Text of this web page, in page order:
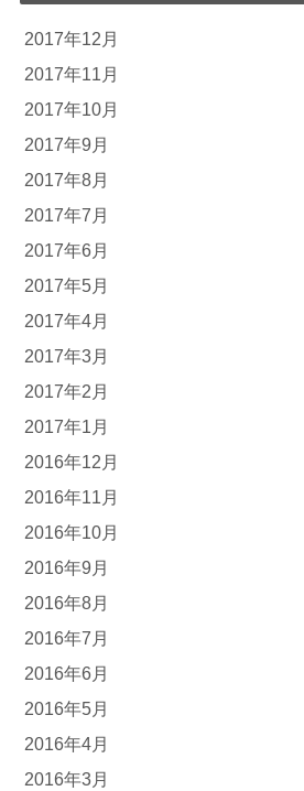
2017年12月
2017年11月
2017年10月
2017年9月
2017年8月
2017年7月
2017年6月
2017年5月
2017年4月
2017年3月
2017年2月
2017年1月
2016年12月
2016年11月
2016年10月
2016年9月
2016年8月
2016年7月
2016年6月
2016年5月
2016年4月
2016年3月